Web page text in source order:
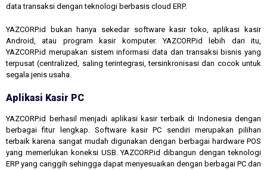
data transaksi dengan teknologi berbasis cloud ERP.
YAZCORP.id bukan hanya sekedar software kasir toko, aplikasi kasir
Android, atau program kasir komputer. YAZCORP.id lebih dari itu,
YAZCORP.id merupakan sistem informasi data dan transaksi bisnis yang
terpusat (centralized, saling terintegrasi, tersinkronisasi dan cocok untuk
segala jenis usaha.
Aplikasi Kasir PC
YAZCORP.id berhasil menjadi aplikasi kasir terbaik di Indonesia dengan
berbagai fitur lengkap. Software kasir PC sendiri merupakan pilihan
terbaik karena sangat mudah digunakan dengan berbagai hardware POS
yang memerlukan koneksi USB. YAZCORP.id dibangun dengan teknologi
ERP yang canggih sehingga dapat menyesuaikan dengan berbagai PC dan